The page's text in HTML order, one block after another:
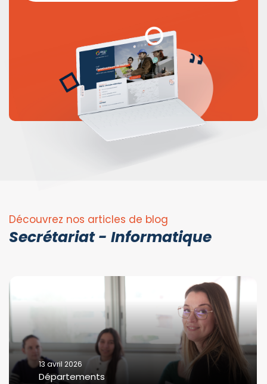
Découvrez nos articles de blog
Secrétariat - Informatique
13 avril 2026
Départements